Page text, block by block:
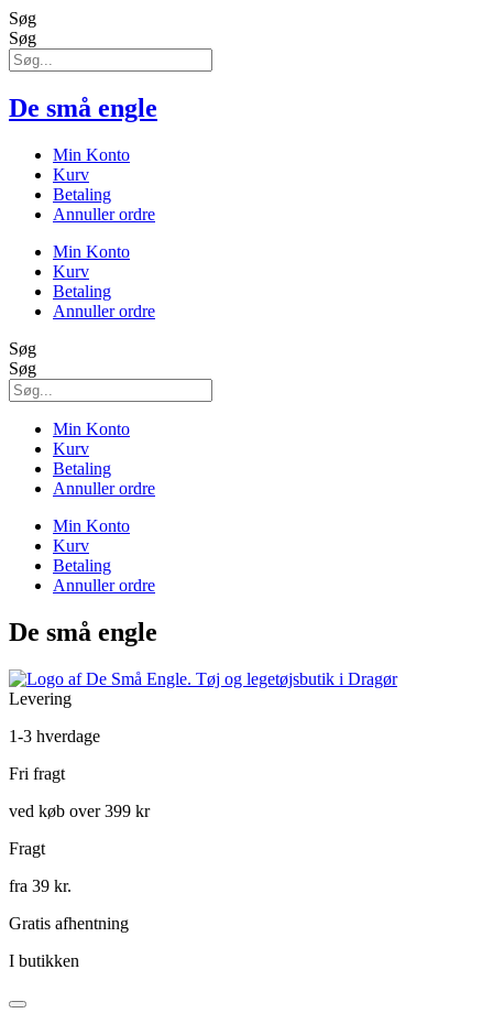
Søg
Søg
De små engle
Min Konto
Kurv
Betaling
Annuller ordre
Min Konto
Kurv
Betaling
Annuller ordre
Søg
Søg
Min Konto
Kurv
Betaling
Annuller ordre
Min Konto
Kurv
Betaling
Annuller ordre
De små engle
Levering
1-3 hverdage
Fri fragt
ved køb over 399 kr
Fragt
fra 39 kr.
Gratis afhentning
I butikken